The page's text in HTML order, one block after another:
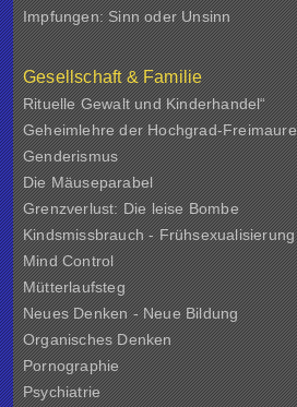
Impfungen: Sinn oder Unsinn
Gesellschaft & Familie
Rituelle Gewalt und Kinderhandel“
Geheimlehre der Hochgrad-
Genderismus
Die Mäuseparabel
Grenzverlust: Die leise Bombe
Kindsmissbrauch - Frühsexualisierung
Mind Control
Mütterlaufsteg
Neues Denken - Neue Bildung
Organisches Denken
Pornographie
Psychiatrie